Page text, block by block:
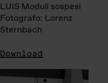
LUIS Moduli sospesi
Fotografo: Lorenz
Sternbach
Download